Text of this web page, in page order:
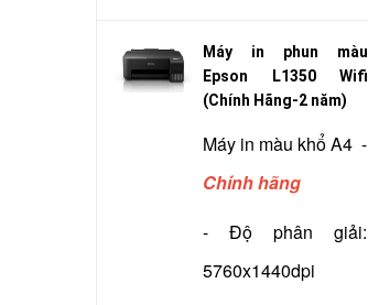
Máy in phun màu
Epson L1350 Wifi
(Chính Hãng-2 năm)
Máy in màu khổ A4 -
Chính hãng
- Độ phân giải:
5760x1440dpi